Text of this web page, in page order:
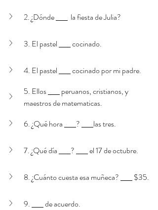
2. ¿Dónde
  la fiesta de Julia?
3. El pastel cocinado.
4. El pastel
cocinado por mi padre.
5. Ellos
peruanos, cristianos, y
maestros de matematicas.
6. ¿Qué hora
? las tres.
7. ¿Qué día ? el 17 de octubre.
8. ¿Cuánto cuesta esa muñeca? $35.
9. de acuerdo.